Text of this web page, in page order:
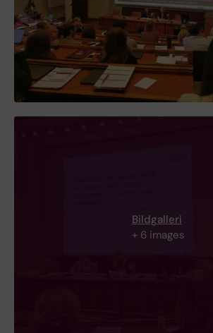
Bildgalleri
+ 6 images